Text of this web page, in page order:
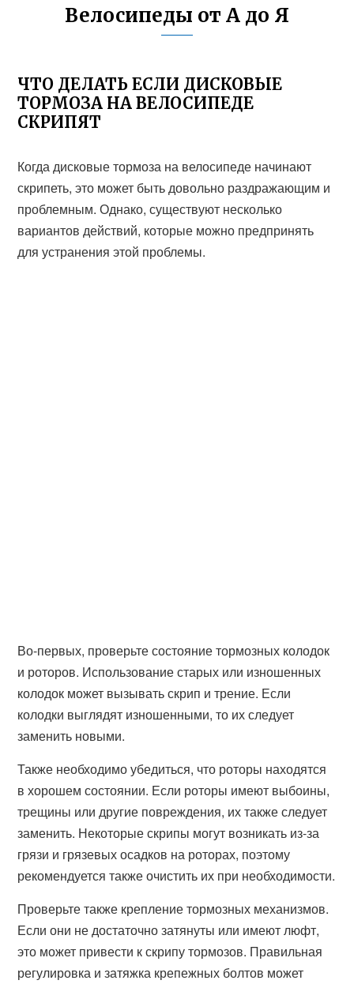
Велосипеды от А до Я
ЧТО ДЕЛАТЬ ЕСЛИ ДИСКОВЫЕ
ТОРМОЗА НА ВЕЛОСИПЕДЕ
СКРИПЯТ
Когда дисковые тормоза на велосипеде начинают
скрипеть, это может быть довольно раздражающим и
проблемным. Однако, существуют несколько
вариантов действий, которые можно предпринять
для устранения этой проблемы.
Во-первых, проверьте состояние тормозных колодок
и роторов. Использование старых или изношенных
колодок может вызывать скрип и трение. Если
колодки выглядят изношенными, то их следует
заменить новыми.
Также необходимо убедиться, что роторы находятся
в хорошем состоянии. Если роторы имеют выбоины,
трещины или другие повреждения, их также следует
заменить. Некоторые скрипы могут возникать из-за
грязи и грязевых осадков на роторах, поэтому
рекомендуется также очистить их при необходимости.
Проверьте также крепление тормозных механизмов.
Если они не достаточно затянуты или имеют люфт,
это может привести к скрипу тормозов. Правильная
регулировка и затяжка крепежных болтов может